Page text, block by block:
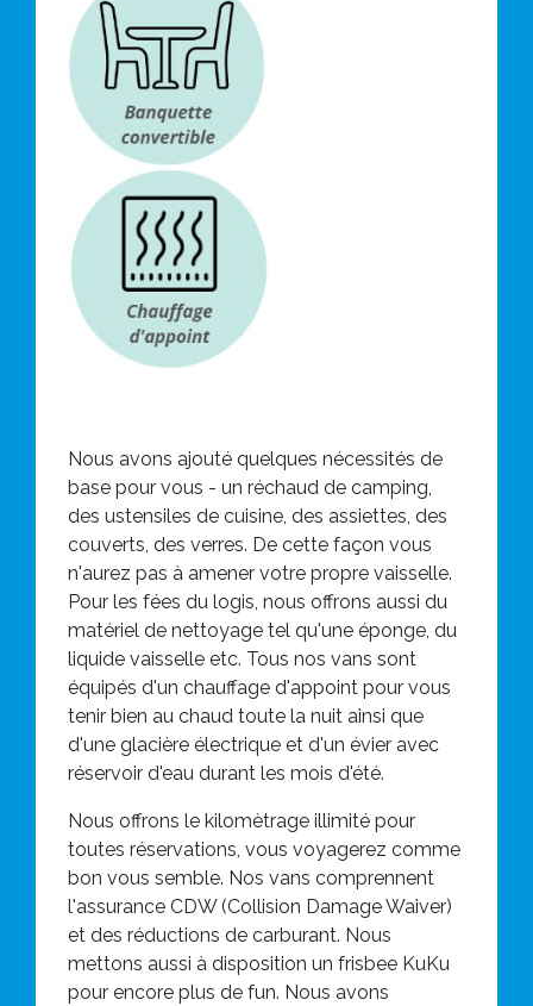
Nous avons ajouté quelques nécessités de
base pour vous - un réchaud de camping,
des ustensiles de cuisine, des assiettes, des
couverts, des verres. De cette façon vous
n'aurez pas à amener votre propre vaisselle.
Pour les fées du logis, nous offrons aussi du
matériel de nettoyage tel qu'une éponge, du
liquide vaisselle etc. Tous nos vans sont
équipés d'un chauffage d'appoint pour vous
tenir bien au chaud toute la nuit ainsi que
d'une glacière électrique et d'un évier avec
réservoir d'eau durant les mois d'été.
Nous offrons le kilomètrage illimité pour
toutes réservations, vous voyagerez comme
bon vous semble. Nos vans comprennent
l'assurance CDW (Collision Damage Waiver)
et des réductions de carburant. Nous
mettons aussi à disposition un frisbee KuKu
pour encore plus de fun. Nous avons